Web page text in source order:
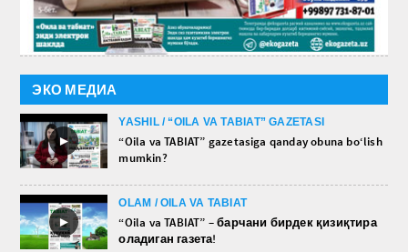
ЭКО МЕДИА
►
YASHIL / “OILA VA TABIAT” GAZETASI
“Oila va TABIAT” gazetasiga qanday obuna bo‘lish
mumkin?
►
OLAM / OILA VA TABIAT
“Oila va TABIAT” – барчани бирдек қизиқтира
оладиган газета!